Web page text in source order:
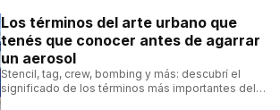
Los términos del arte urbano que
tenés que conocer antes de agarrar
un aerosol
Stencil, tag, crew, bombing y más: descubrí el
significado de los términos más importantes del